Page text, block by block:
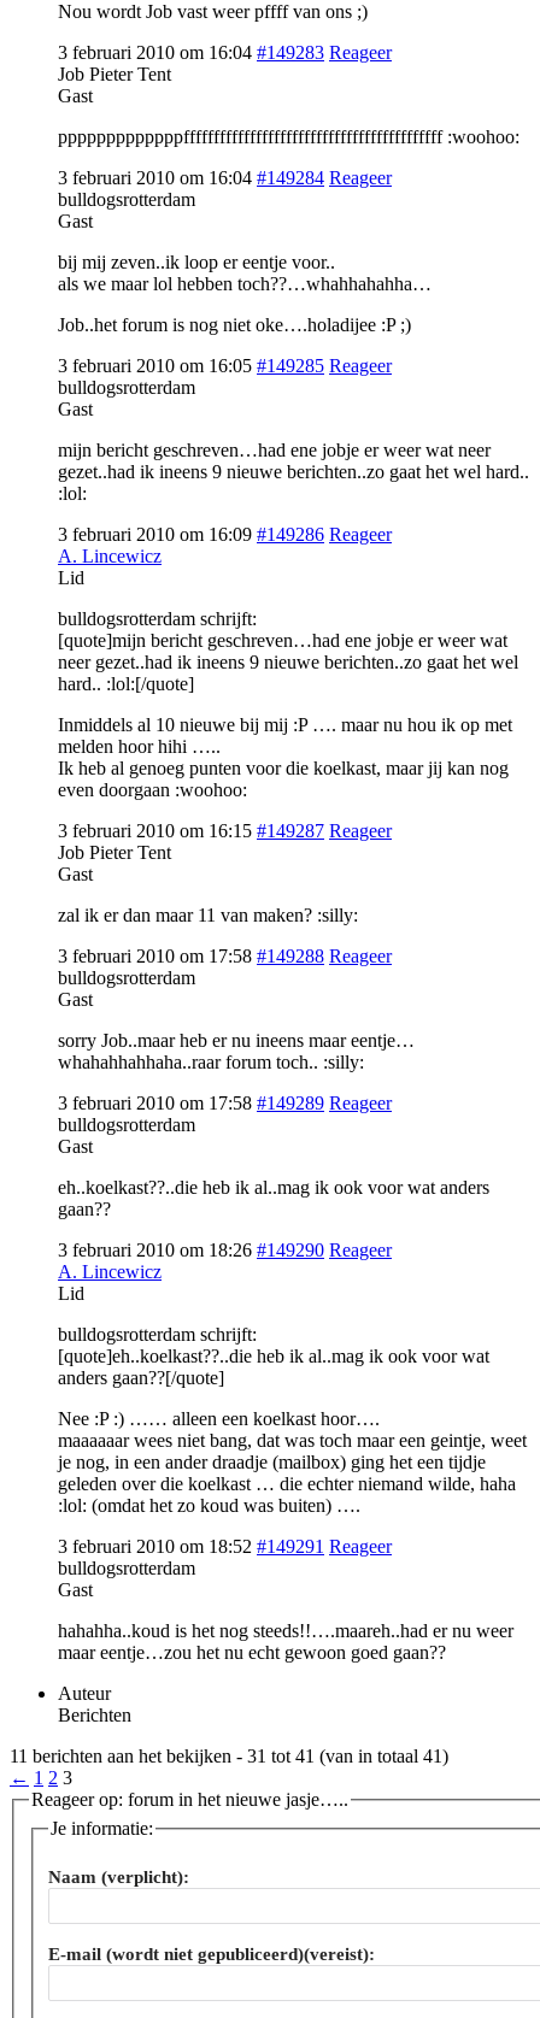
Nou wordt Job vast weer pffff van ons ;)
3 februari 2010 om 16:04 #149283 Reageer
Job Pieter Tent
Gast
pppppppppppppfffffffffffffffffffffffffffffffffffffffffff :woohoo:
3 februari 2010 om 16:04 #149284 Reageer
bulldogsrotterdam
Gast
bij mij zeven..ik loop er eentje voor..
als we maar lol hebben toch??…whahhahahha…
Job..het forum is nog niet oke….holadijee :P ;)
3 februari 2010 om 16:05 #149285 Reageer
bulldogsrotterdam
Gast
mijn bericht geschreven…had ene jobje er weer wat neer
gezet..had ik ineens 9 nieuwe berichten..zo gaat het wel hard..
:lol:
3 februari 2010 om 16:09 #149286 Reageer
A. Lincewicz
Lid
bulldogsrotterdam schrijft:
[quote]mijn bericht geschreven…had ene jobje er weer wat
neer gezet..had ik ineens 9 nieuwe berichten..zo gaat het wel
hard.. :lol:[/quote]
Inmiddels al 10 nieuwe bij mij :P …. maar nu hou ik op met
melden hoor hihi …..
Ik heb al genoeg punten voor die koelkast, maar jij kan nog
even doorgaan :woohoo:
3 februari 2010 om 16:15 #149287 Reageer
Job Pieter Tent
Gast
zal ik er dan maar 11 van maken? :silly:
3 februari 2010 om 17:58 #149288 Reageer
bulldogsrotterdam
Gast
sorry Job..maar heb er nu ineens maar eentje…
whahahhahhaha..raar forum toch.. :silly:
3 februari 2010 om 17:58 #149289 Reageer
bulldogsrotterdam
Gast
eh..koelkast??..die heb ik al..mag ik ook voor wat anders
gaan??
3 februari 2010 om 18:26 #149290 Reageer
A. Lincewicz
Lid
bulldogsrotterdam schrijft:
[quote]eh..koelkast??..die heb ik al..mag ik ook voor wat
anders gaan??[/quote]
Nee :P :) …… alleen een koelkast hoor….
maaaaaar wees niet bang, dat was toch maar een geintje, weet
je nog, in een ander draadje (mailbox) ging het een tijdje
geleden over die koelkast … die echter niemand wilde, haha
:lol: (omdat het zo koud was buiten) ….
3 februari 2010 om 18:52 #149291 Reageer
bulldogsrotterdam
Gast
hahahha..koud is het nog steeds!!….maareh..had er nu weer
maar eentje…zou het nu echt gewoon goed gaan??
Auteur
Berichten
11 berichten aan het bekijken - 31 tot 41 (van in totaal 41)
← 1 2 3
Reageer op: forum in het nieuwe jasje…..
Je informatie:
Naam (verplicht):
E-mail (wordt niet gepubliceerd)(vereist):